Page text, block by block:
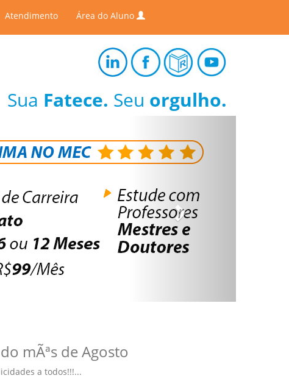
Atendimento Área do Aluno
Sua Fatece. Seu orgulho.
mÃªs de Agosto
a todos!!!...